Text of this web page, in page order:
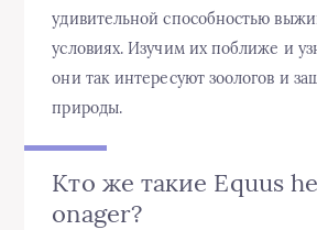
удивительной способностью
условиях. Изучим их поближе и
они так интересуют зоологов и
природы.
Кто же такие Equus
onager?